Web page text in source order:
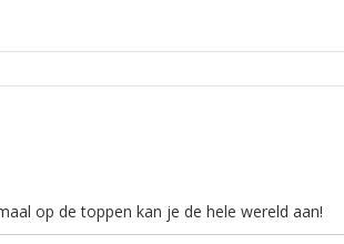
op de toppen kan je de hele wereld aan!